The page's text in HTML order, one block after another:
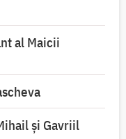
al Maicii
și Gavriil